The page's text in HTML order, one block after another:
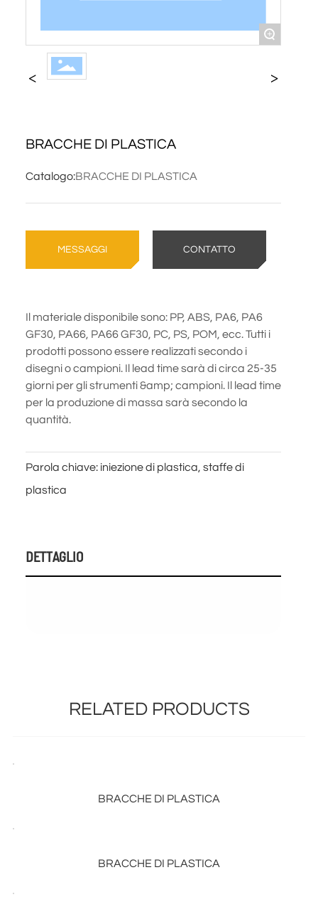
+
BRACCHE DI PLASTICA
Catalogo:BRACCHE DI PLASTICA
MESSAGGI CONTATTO
Il materiale disponibile sono: PP, ABS, PA6, PA6
GF30, PA66, PA66 GF30, PC, PS, POM, ecc. Tutti i
prodotti possono essere realizzati secondo i
disegni o campioni. Il lead time sarà di circa 25-35
giorni per gli strumenti &amp; campioni. Il lead time
per la produzione di massa sarà secondo la
quantità.
Parola chiave: iniezione di plastica, staffe di
plastica
DETTAGLIO
RELATED PRODUCTS
BRACCHE DI PLASTICA
BRACCHE DI PLASTICA